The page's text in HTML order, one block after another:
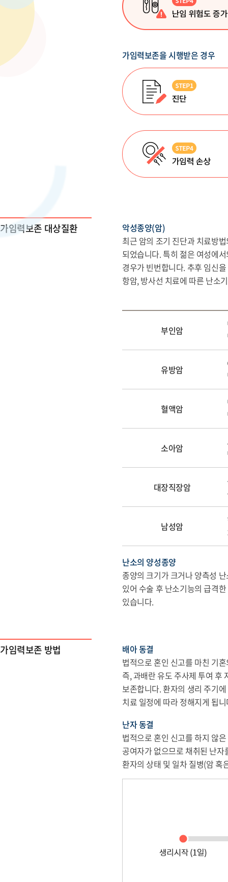
가임력보존을 시행받은 경우
가임력보존 대상질환
악성종양(암)
최근 암의 조기 진단과 치료방
되었습니다. 특히 젊은 여성에
경우가 빈번합니다. 추후 임신
항암, 방사선 치료에 따른 난소
부인암
유방암
혈액암
소아암
대장직장암
남성암
난소의 양성종양
종양의 크기가 크거나 양측성
있어 수술 후 난소기능의 급격
있습니다.
가임력보존 방법
배아 동결
법적으로 혼인 신고를 마친 기
즉, 과배란 유도 주사제 투여 후
보존합니다. 환자의 생리 주기
치료 일정에 따라 정해지게 됩
난자 동결
법적으로 혼인 신고를 하지 않
공여자가 없으므로 채취된 난
환자의 상태 및 일차 질병(암 혹